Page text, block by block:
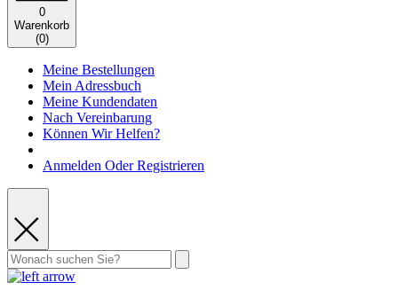
0
Warenkorb
(0)
Meine Bestellungen
Mein Adressbuch
Meine Kundendaten
Nach Vereinbarung
Können Wir Helfen?
Anmelden Oder Registrieren